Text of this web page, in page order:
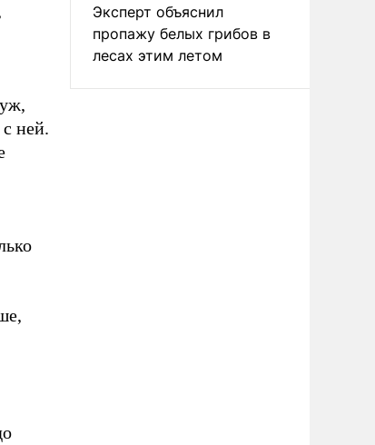
ней.
Эксперт объяснил
пропажу белых грибов в
лесах этим летом